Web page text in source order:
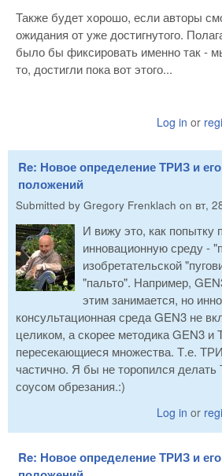
Также будет хорошо, если авторы
ожидания от уже достигнутого.
было бы фиксировать именно так -
то, достигли пока вот этого...
Log in or
Re: Новое определение ТРИЗ и
положений
Submitted by Gregory Frenklach on вт,
И вижу это, как попытку
инновационную среду -
изобретательской
"пальто". Например,
этим занимается, но
консультационная среда GEN3 не
целиком, а скорее методика GEN3 и
пересекающиеся множества. Т.е.
частично. Я бы не торопился
соусом обрезания.:)
Log in or
Re: Новое определение ТРИЗ и